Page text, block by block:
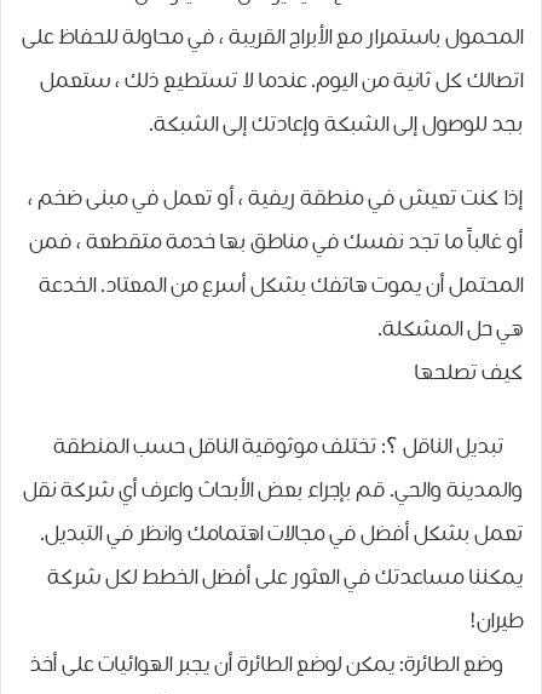
المحمول باستمرار مع الأبراج القريبة ، في محاولة للحفاظ على
اتصالك كل ثانية من اليوم. عندما لا تستطيع ذلك ، ستعمل
بجد للوصول إلى الشبكة وإعادتك إلى الشبكة.
إذا كنت تعيش في منطقة ريفية ، أو تعمل في مبنى ضخم ،
أو غالباً ما تجد نفسك في مناطق بها خدمة متقطعة ، فمن
المحتمل أن يموت هاتفك بشكل أسرع من المعتاد. الخدعة
هي حل المشكلة.
كيف تصلحها
تبديل الناقل ؟: تختلف موثوقية الناقل حسب المنطقة
والمدينة والحي. قم بإجراء بعض الأبحاث واعرف أي شركة نقل
تعمل بشكل أفضل في مجالات اهتمامك وانظر في التبديل.
يمكننا مساعدتك في العثور على أفضل الخطط لكل شركة
طيران!
وضع الطائرة: يمكن لوضع الطائرة أن يجبر الهوائيات على أخذ